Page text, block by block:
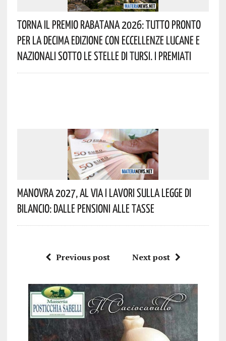
Torna Il Premio Rabatana 2026: Tutto Pronto
Per La Decima Edizione Con Eccellenze Lucane E
Nazionali Sotto Le Stelle Di Tursi. I Premiati
Manovra 2027, Al Via I Lavori Sulla Legge Di
Bilancio: Dalle Pensioni Alle Tasse
Previous post Next post